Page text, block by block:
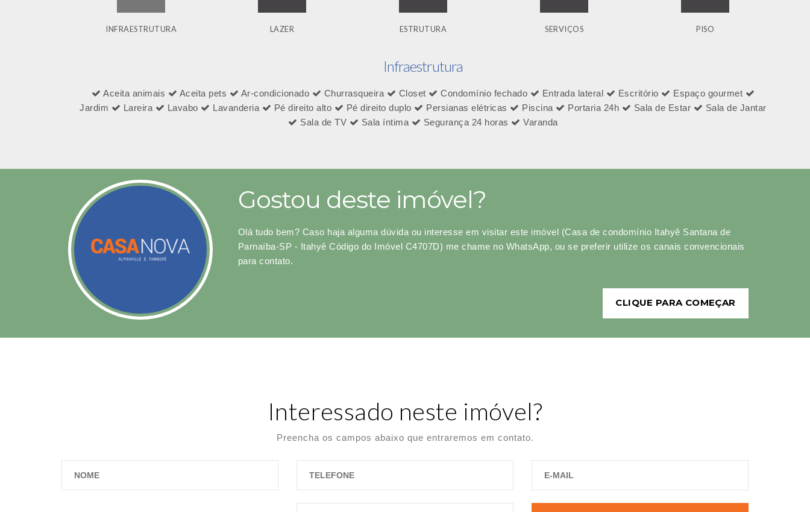
INFRAESTRUTURA LAZER ESTRUTURA SERVIÇOS PISO
Infraestrutura
Aceita animais Aceita pets Ar-condicionado Churrasqueira Closet Condomínio fechado Entrada lateral Escritório
Espaço gourmet
Jardim
Lareira Lavabo Lavanderia Pé direito alto Pé direito duplo Persianas elétricas Piscina Portaria 24h Sala de Estar
Sala de Jantar
Sala de TV
Sala íntima Segurança 24 horas Varanda
Gostou deste imóvel?
Olá tudo bem? Caso haja alguma dúvida ou interesse em visitar este imóvel (Casa de condomínio Itahyê Santana de
Parnaíba-SP - Itahyê Código do Imóvel C4707D) me chame no WhatsApp, ou se preferir utilize os canais convencionais
para contato.
CLIQUE PARA COMEÇAR
Interessado neste imóvel?
Preencha os campos abaixo que entraremos em contato.